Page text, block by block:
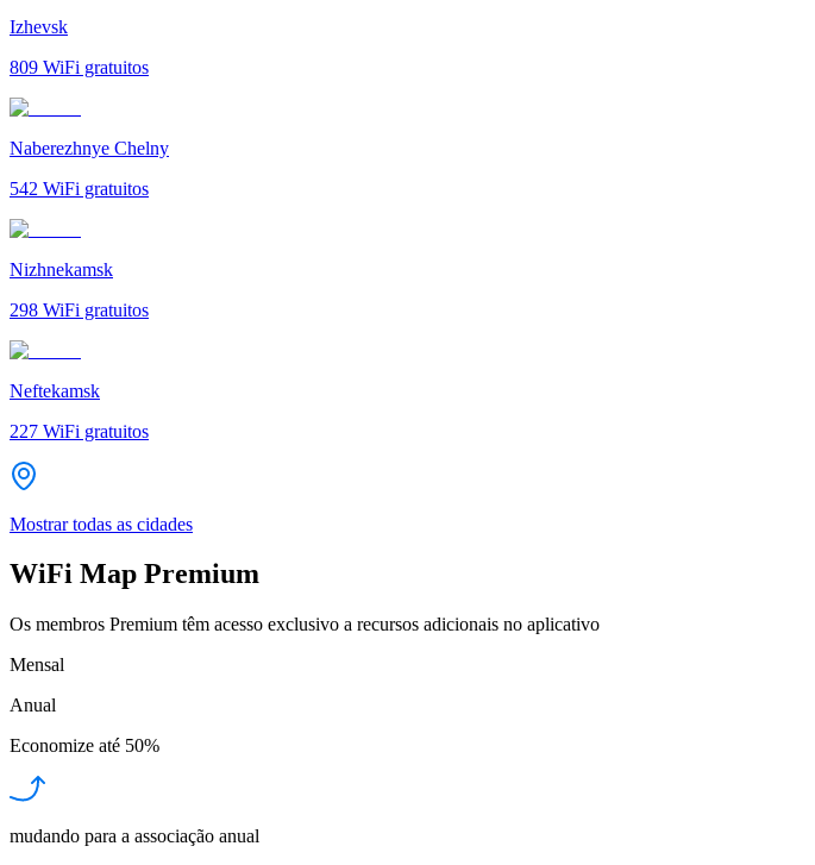
Izhevsk
809 WiFi gratuitos
Naberezhnye Chelny
542 WiFi gratuitos
Nizhnekamsk
298 WiFi gratuitos
Neftekamsk
227 WiFi gratuitos
Mostrar todas as cidades
WiFi Map Premium
Os membros Premium têm acesso exclusivo a recursos adicionais no aplicativo
Mensal
Anual
Economize até 50%
mudando para a associação anual